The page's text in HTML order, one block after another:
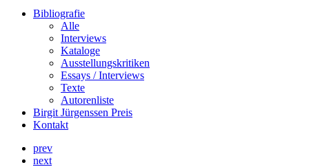
Bibliografie
Alle
Interviews
Kataloge
Ausstellungskritiken
Essays / Interviews
Texte
Autorenliste
Birgit Jürgenssen Preis
Kontakt
prev
next